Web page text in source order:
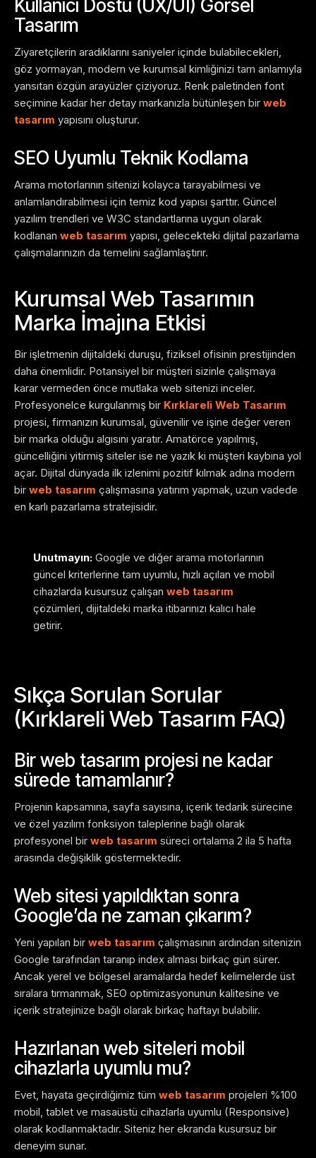
Kullanıcı Dostu (UX/UI) Görsel
Tasarım
Ziyaretçilerin aradıklarını saniyeler içinde bulabilecekleri,
göz yormayan, modern ve kurumsal kimliğinizi tam anlamıyla
yansıtan özgün arayüzler çiziyoruz. Renk paletinden font
seçimine kadar her detay markanızla bütünleşen bir web
tasarım yapısını oluşturur.
SEO Uyumlu Teknik Kodlama
Arama motorlarının sitenizi kolayca tarayabilmesi ve
anlamlandırabilmesi için temiz kod yapısı şarttır. Güncel
yazılım trendleri ve W3C standartlarına uygun olarak
kodlanan web tasarım yapısı, gelecekteki dijital pazarlama
çalışmalarınızın da temelini sağlamlaştırır.
Kurumsal Web Tasarımın
Marka İmajına Etkisi
Bir işletmenin dijitaldeki duruşu, fiziksel ofisinin prestijinden
daha önemlidir. Potansiyel bir müşteri sizinle çalışmaya
karar vermeden önce mutlaka web sitenizi inceler.
Profesyonelce kurgulanmış bir Kırklareli Web Tasarım
projesi, firmanızın kurumsal, güvenilir ve işine değer veren
bir marka olduğu algısını yaratır. Amatörce yapılmış,
güncelliğini yitirmiş siteler ise ne yazık ki müşteri kaybına yol
açar. Dijital dünyada ilk izlenimi pozitif kılmak adına modern
bir web tasarım çalışmasına yatırım yapmak, uzun vadede
en karlı pazarlama stratejisidir.
Unutmayın: Google ve diğer arama motorlarının
güncel kriterlerine tam uyumlu, hızlı açılan ve mobil
cihazlarda kusursuz çalışan web tasarım
çözümleri, dijitaldeki marka itibarınızı kalıcı hale
getirir.
Sıkça Sorulan Sorular
(Kırklareli Web Tasarım FAQ)
Bir web tasarım projesi ne kadar
sürede tamamlanır?
Projenin kapsamına, sayfa sayısına, içerik tedarik sürecine
ve özel yazılım fonksiyon taleplerine bağlı olarak
profesyonel bir web tasarım süreci ortalama 2 ila 5 hafta
arasında değişiklik göstermektedir.
Web sitesi yapıldıktan sonra
Google’da ne zaman çıkarım?
Yeni yapılan bir web tasarım çalışmasının ardından sitenizin
Google tarafından taranıp index alması birkaç gün sürer.
Ancak yerel ve bölgesel aramalarda hedef kelimelerde üst
sıralara tırmanmak, SEO optimizasyonunun kalitesine ve
içerik stratejinize bağlı olarak birkaç haftayı bulabilir.
Hazırlanan web siteleri mobil
cihazlarla uyumlu mu?
Evet, hayata geçirdiğimiz tüm web tasarım projeleri %100
mobil, tablet ve masaüstü cihazlarla uyumlu (Responsive)
olarak kodlanmaktadır. Siteniz her ekranda kusursuz bir
deneyim sunar.